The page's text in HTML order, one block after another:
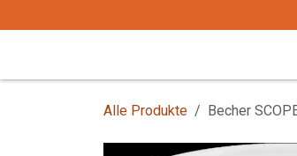
Alle Produkte Becher